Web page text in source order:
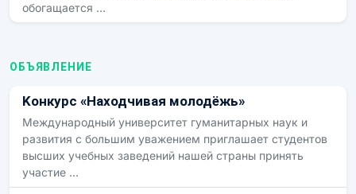
обогащается …
ОБЪЯВЛЕНИЕ
Kонкурс «Находчивая молодёжь»
Международный университет гуманитарных наук и
развития с большим уважением приглашает студентов
высших учебных заведений нашей страны принять
участие …